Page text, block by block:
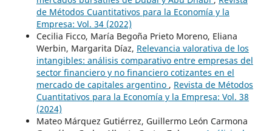
de Métodos Cuantitativos para la Economía y la
Empresa: Vol. 34 (2022)
Cecilia Ficco, María Begoña Prieto Moreno, Eliana
Werbin, Margarita Díaz, Relevancia valorativa de los
intangibles: análisis comparativo entre empresas del
sector financiero y no financiero cotizantes en el
mercado de capitales argentino , Revista de Métodos
Cuantitativos para la Economía y la Empresa: Vol. 38
(2024)
Mateo Márquez Gutiérrez, Guillermo León Carmona